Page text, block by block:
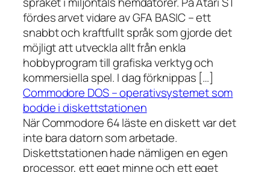
fördes arvet vidare av GFA BASIC – ett
snabbt och kraftfullt språk som gjorde det
möjligt att utveckla allt från enkla
hobbyprogram till grafiska verktyg och
kommersiella spel. I dag förknippas […]
Commodore DOS – operativsystemet som
bodde i diskettstationen
När Commodore 64 läste en diskett var det
inte bara datorn som arbetade.
Diskettstationen hade nämligen en egen
processor, ett eget minne och ett eget